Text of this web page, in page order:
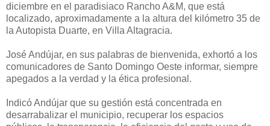
diciembre en el paradisiaco Rancho A&M, que está
localizado, aproximadamente a la altura del kilómetro 35 de
la Autopista Duarte, en Villa Altagracia.
José Andújar, en sus palabras de bienvenida, exhortó a los
comunicadores de Santo Domingo Oeste informar, siempre
apegados a la verdad y la ética profesional.
Indicó Andújar que su gestión está concentrada en
desarrabalizar el municipio, recuperar los espacios